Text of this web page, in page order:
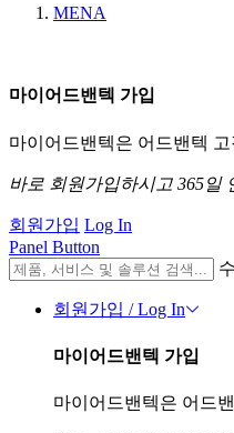
MENA
마이어드밴텍 가입
마이어드밴텍은 어드밴텍
바로 회원가입하시고 365일
회원가입 Log In
Panel Button
회원가입 / Log In
마이어드밴텍 가입
마이어드밴텍은 어드